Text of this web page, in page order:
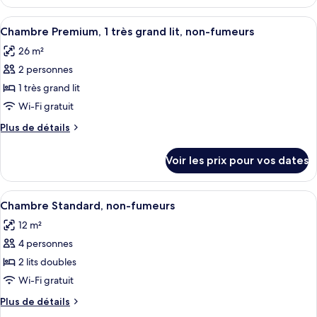
Premium,
non-
fumeurs
le
type
de
Chambre
Premium,
fumeurs
Afficher
toutes
les
photos
pour
ce
type
de
Chambre
Premium,
1
très
grand
lit,
non-
fumeurs
Une chambre d’hôtel équipée d’un
3
Chambre Premium, 1 très grand lit, non-fumeurs
26 m²
2 personnes
1 très grand lit
Wi-Fi gratuit
Plus de détails
Plus
le
type
de
Chambre
Premium,
très
grand
non-
Voir les prix pour vos dates
Afficher
toutes
les
photos
pour
ce
type
de
Une chambre d’hôtel avec deux lits,
3
Chambre Standard, non-fumeurs
12 m²
4 personnes
2 lits doubles
Wi-Fi gratuit
Plus de détails
Plus